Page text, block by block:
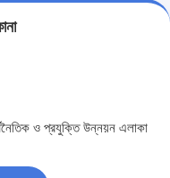
ও প্রযুক্তি উন্নয়ন এলাকা